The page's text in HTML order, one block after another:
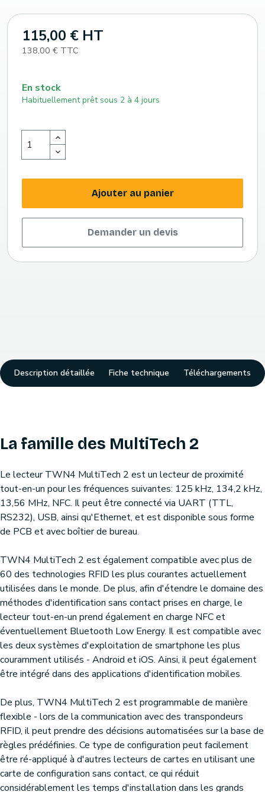
115,00 € HT
138,00 € TTC
En stock
Habituellement prêt sous 2 à 4 jours
Ajouter au panier
Demander un devis
Description détaillée Fiche technique Téléchargements
La famille des MultiTech 2
Le lecteur TWN4 MultiTech 2 est un lecteur de proximité
tout-en-un pour les fréquences suivantes: 125 kHz, 134,2 kHz,
13,56 MHz, NFC. Il peut être connecté via UART (TTL,
RS232), USB, ainsi qu'Ethernet, et est disponible sous forme
de PCB et avec boîtier de bureau.
TWN4 MultiTech 2 est également compatible avec plus de
60 des technologies RFID les plus courantes actuellement
utilisées dans le monde. De plus, afin d'étendre le domaine des
méthodes d'identification sans contact prises en charge, le
lecteur tout-en-un prend également en charge NFC et
éventuellement Bluetooth Low Energy. Il est compatible avec
les deux systèmes d'exploitation de smartphone les plus
couramment utilisés - Android et iOS. Ainsi, il peut également
être intégré dans des applications d'identification mobiles.
De plus, TWN4 MultiTech 2 est programmable de manière
flexible - lors de la communication avec des transpondeurs
RFID, il peut prendre des décisions automatisées sur la base de
règles prédéfinies. Ce type de configuration peut facilement
être ré-appliqué à d'autres lecteurs de cartes en utilisant une
carte de configuration sans contact, ce qui réduit
considérablement les temps d'installation dans les grands